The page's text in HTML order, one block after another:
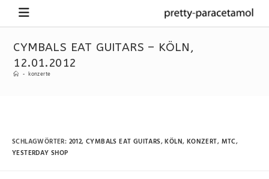
CYMBALS EAT GUITARS – KÖLN,
12.01.2012
- konzerte
SCHLAGWÖRTER: 2012, CYMBALS EAT GUITARS,KÖLN, KONZERT, MTC,
YESTERDAY SHOP